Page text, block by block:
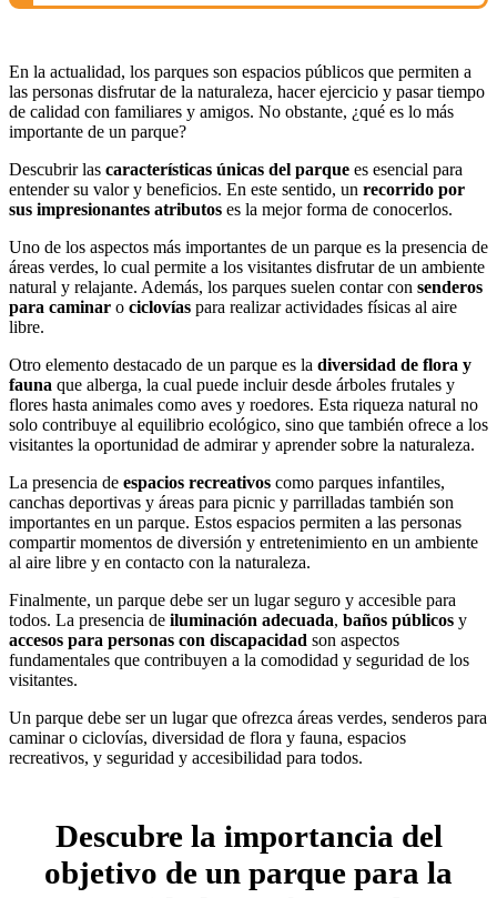
En la actualidad, los parques son espacios públicos que permiten a
las personas disfrutar de la naturaleza, hacer ejercicio y pasar tiempo
de calidad con familiares y amigos. No obstante, ¿qué es lo más
importante de un parque?
Descubrir las características únicas del parque es esencial para
entender su valor y beneficios. En este sentido, un recorrido por
sus impresionantes atributos es la mejor forma de conocerlos.
Uno de los aspectos más importantes de un parque es la presencia de
áreas verdes, lo cual permite a los visitantes disfrutar de un ambiente
natural y relajante. Además, los parques suelen contar con senderos
para caminar o ciclovías para realizar actividades físicas al aire
libre.
Otro elemento destacado de un parque es la diversidad de flora y
fauna que alberga, la cual puede incluir desde árboles frutales y
flores hasta animales como aves y roedores. Esta riqueza natural no
solo contribuye al equilibrio ecológico, sino que también ofrece a los
visitantes la oportunidad de admirar y aprender sobre la naturaleza.
La presencia de espacios recreativos como parques infantiles,
canchas deportivas y áreas para picnic y parrilladas también son
importantes en un parque. Estos espacios permiten a las personas
compartir momentos de diversión y entretenimiento en un ambiente
al aire libre y en contacto con la naturaleza.
Finalmente, un parque debe ser un lugar seguro y accesible para
todos. La presencia de iluminación adecuada, baños públicos y
accesos para personas con discapacidad son aspectos
fundamentales que contribuyen a la comodidad y seguridad de los
visitantes.
Un parque debe ser un lugar que ofrezca áreas verdes, senderos para
caminar o ciclovías, diversidad de flora y fauna, espacios
recreativos, y seguridad y accesibilidad para todos.
Descubre la importancia del
objetivo de un parque para la